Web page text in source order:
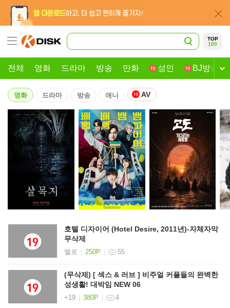
TOP
100
전체 영화 드라마 방송 만화 성인 BJ방송
영화 드라마 방송 애니 AV
호텔 디자이어 (Hotel Desire, 2011년)-자체자막
무삭제
멜로 250P 55
(무삭제) [ 섹스 & 러브 ] 비주얼 커플들의 완벽한
성생활! 대박임 NEW 06
+19 380P 4